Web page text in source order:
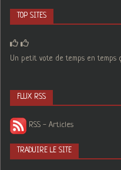
TOP SITES
Un petit vote de temps en
FLUX RSS
RSS - Articles
TRADUIRE LE SITE